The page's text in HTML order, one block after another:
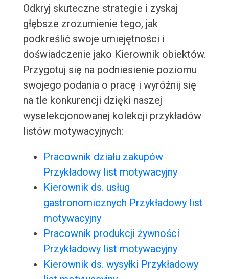
Odkryj skuteczne strategie i zyskaj
głębsze zrozumienie tego, jak
podkreślić swoje umiejętności i
doświadczenie jako Kierownik obiektów.
Przygotuj się na podniesienie poziomu
swojego podania o pracę i wyróżnij się
na tle konkurencji dzięki naszej
wyselekcjonowanej kolekcji przykładów
listów motywacyjnych:
Pracownik działu zakupów
Przykładowy list motywacyjny
Kierownik ds. usług
gastronomicznych Przykładowy list
motywacyjny
Pracownik produkcji żywności
Przykładowy list motywacyjny
Kierownik ds. wysyłki Przykładowy